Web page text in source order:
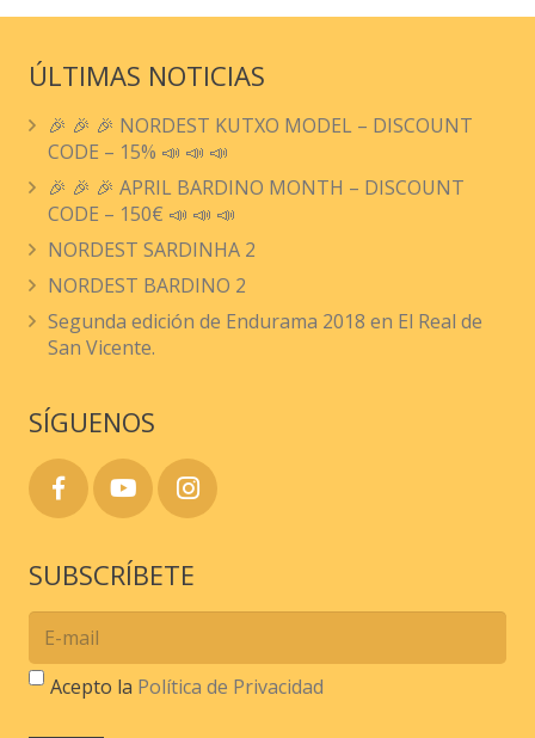
tiene
Las
se
la
ÚLTIMAS NOTICIAS
🎉 🎉 🎉 NORDEST KUTXO MODEL – DISCOUNT
CODE – 15% 📣 📣 📣
🎉 🎉 🎉 APRIL BARDINO MONTH – DISCOUNT
CODE – 150€ 📣 📣 📣
NORDEST SARDINHA 2
NORDEST BARDINO 2
Segunda edición de Endurama 2018 en El Real de
San Vicente.
SÍGUENOS
SUBSCRÍBETE
Acepto la Política de Privacidad